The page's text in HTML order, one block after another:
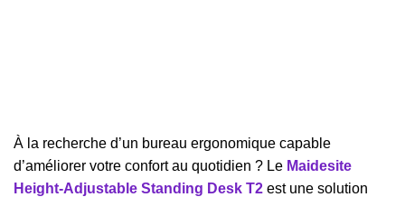
À la recherche d’un bureau ergonomique capable
d’améliorer votre confort au quotidien ? Le Maidesite
Height-Adjustable Standing Desk T2 est une solution